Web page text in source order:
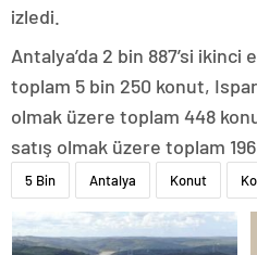
izledi.
Antalya’da 2 bin 887’si ikinci
toplam 5 bin 250 konut,
olmak üzere toplam 448
satış olmak üzere toplam
5 Bin Antalya Konut